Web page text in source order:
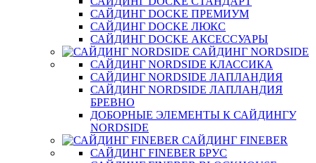
САЙДИНГ DOCKE ПРЕМИУМ
САЙДИНГ DOCKE ЛЮКС
САЙДИНГ DOCKE АКСЕССУАРЫ
САЙДИНГ NORDSIDE
САЙДИНГ NORDSIDE КЛАССИКА
САЙДИНГ NORDSIDE ЛАПЛАНДИЯ
САЙДИНГ NORDSIDE ЛАПЛАНДИЯ
БРЕВНО
ДОБОРНЫЕ ЭЛЕМЕНТЫ К САЙДИНГУ
NORDSIDE
САЙДИНГ FINEBER
САЙДИНГ FINEBER БРУС